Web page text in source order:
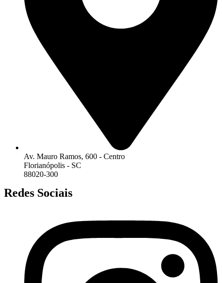
Av. Mauro Ramos, 600 - Centro
Florianópolis - SC
88020-300
Redes Sociais